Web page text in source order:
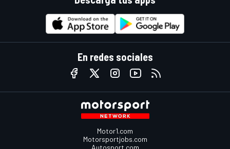
En redes sociales
Motor1.com
Motorsportjobs.com